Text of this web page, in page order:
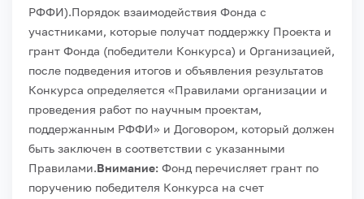
РФФИ).Порядок взаимодействия Фонда с
участниками, которые получат поддержку Проекта и
грант Фонда (победители Конкурса) и Организацией,
после подведения итогов и объявления результатов
Конкурса определяется «Правилами организации и
проведения работ по научным проектам,
поддержанным РФФИ» и Договором, который должен
быть заключен в соответствии с указанными
Правилами.Внимание: Фонд перечисляет грант по
поручению победителя Конкурса на счет